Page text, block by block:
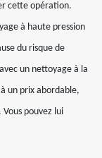
cette opération.
à haute pression
du risque de
un nettoyage à la
un prix abordable,
pouvez lui